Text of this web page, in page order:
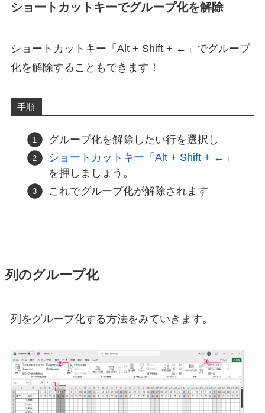
ショートカットキーでグループ化を解除
ショートカットキー「Alt + Shift + ←」でグループ
化を解除することもできます！
手順
グループ化を解除したい行を選択し
ショートカットキー「Alt + Shift + ←」
を押しましょう。
これでグループ化が解除されます
列のグループ化
列をグループ化する方法をみていきます。